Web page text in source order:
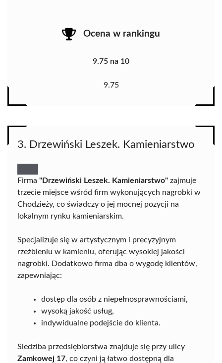
Ocena w rankingu
9.75 na 10
9.75
3. Drzewiński Leszek. Kamieniarstwo
Firma "Drzewiński Leszek. Kamieniarstwo" zajmuje
trzecie miejsce wśród firm wykonujących nagrobki w
Chodzieży, co świadczy o jej mocnej pozycji na
lokalnym rynku kamieniarskim.
Specjalizuje się w artystycznym i precyzyjnym
rzeźbieniu w kamieniu, oferując wysokiej jakości
nagrobki. Dodatkowo firma dba o wygodę klientów,
zapewniając:
dostęp dla osób z niepełnosprawnościami,
wysoką jakość usług,
indywidualne podejście do klienta.
Siedziba przedsiębiorstwa znajduje się przy ulicy
Zamkowej 17, co czyni ją łatwo dostępną dla